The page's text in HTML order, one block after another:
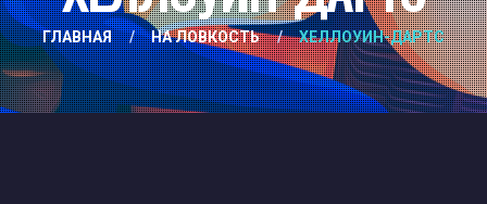
ГЛАВНАЯ / НА ЛОВКОСТЬ / ХЕЛЛОУИН-ДАРТС